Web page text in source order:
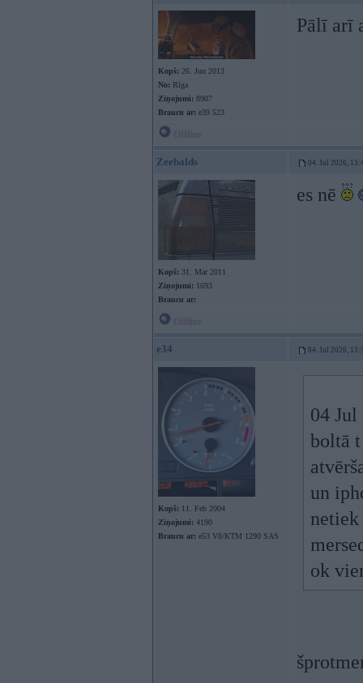
Kopš: 26. Jun 2013
No: Rīga
Ziņojumi: 8907
Braucu ar: e39 523
Pālī arī
Zeebalds 04. Jul 2026,
Kopš: 31. Mar 2011
Ziņojumi: 1693
Braucu ar:
es nē
e34 04. Jul 2026,
Kopš: 11. Feb 2004
Ziņojumi: 4190
Braucu ar: e53 V8/KTM 1290 SAS
04
boltā
un
ok